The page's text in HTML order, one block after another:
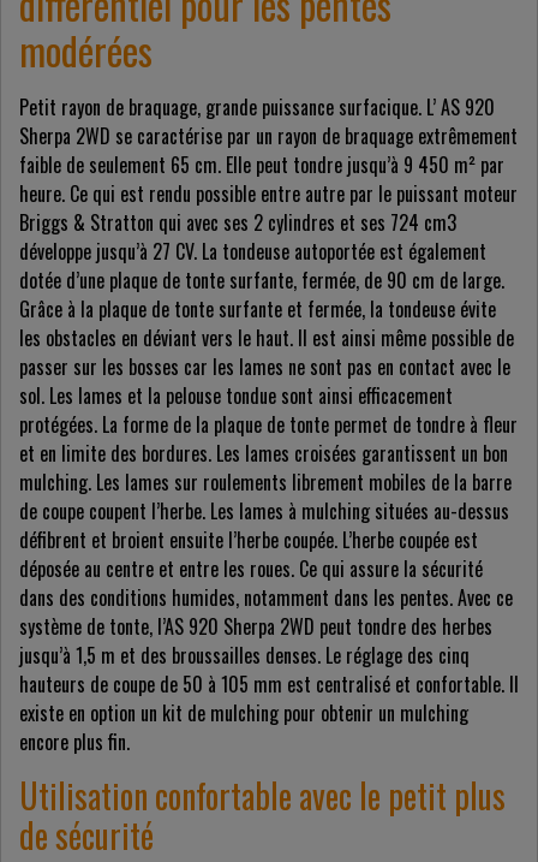
modérées
Petit rayon de braquage, grande puissance surfacique. L’ AS 920
Sherpa 2WD se caractérise par un rayon de braquage extrêmement
faible de seulement 65 cm. Elle peut tondre jusqu’à 9 450 m² par
heure. Ce qui est rendu possible entre autre par le puissant moteur
Briggs & Stratton qui avec ses 2 cylindres et ses 724 cm3
développe jusqu’à 27 CV. La tondeuse autoportée est également
dotée d’une plaque de tonte surfante, fermée, de 90 cm de large.
Grâce à la plaque de tonte surfante et fermée, la tondeuse évite
les obstacles en déviant vers le haut. Il est ainsi même possible de
passer sur les bosses car les lames ne sont pas en contact avec le
sol. Les lames et la pelouse tondue sont ainsi efficacement
protégées. La forme de la plaque de tonte permet de tondre à fleur
et en limite des bordures. Les lames croisées garantissent un bon
mulching. Les lames sur roulements librement mobiles de la barre
de coupe coupent l’herbe. Les lames à mulching situées au-dessus
défibrent et broient ensuite l’herbe coupée. L’herbe coupée est
déposée au centre et entre les roues. Ce qui assure la sécurité
dans des conditions humides, notamment dans les pentes. Avec ce
système de tonte, l’AS 920 Sherpa 2WD peut tondre des herbes
jusqu’à 1,5 m et des broussailles denses. Le réglage des cinq
hauteurs de coupe de 50 à 105 mm est centralisé et confortable. Il
existe en option un kit de mulching pour obtenir un mulching
encore plus fin.
Utilisation confortable avec le petit plus
de sécurité